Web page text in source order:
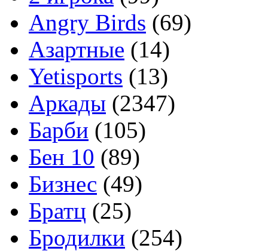
Angry Birds (69)
Азартные (14)
Yetisports (13)
Аркады (2347)
Барби (105)
Бен 10 (89)
Бизнес (49)
Братц (25)
Бродилки (254)